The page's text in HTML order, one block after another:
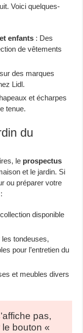
Voici quelques-
enfants : Des
de vêtements
des marques
Lidl.
et écharpes
tenue.
du
le prospectus
et le jardin. Si
ou préparer votre
disponible
tondeuses,
pour l’entretien du
et meubles divers
pas,
bouton «